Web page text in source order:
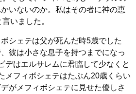
いないのか。私はその者に神の恵
いました。
シェテは父が死んだ時5歳でした
彼は小さな息子を持つまでになっ
デはエルサレムに君臨して少なくと
メフィボシェテはたぶん20歳くらい
がメフィボシェテに見せた優しさ